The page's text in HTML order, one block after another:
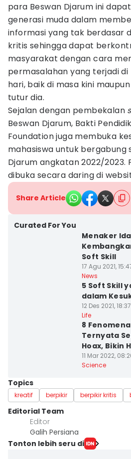
para Beswan Djarum ini
generasi muda dalam
informasi yang tak berdasar
kritis sehingga dapat
masyarakat dengan cara
permasalahan yang terjadi
hari, baik di masa kini
tutur dia.
Sejalan dengan pembekalan
Beswan Djarum, Bakti
Foundation juga membuka
mahasiswa untuk bergabung
Djarum angkatan 2022/2023.
dibuka secara daring di
Share Article
Curated For You
Menaker
Soft Skill
17 Agu 2021,
News
5 Soft Skill
dalam
12 Des 2021,
Life
8
Ternyata
Hoax, Bikin
11 Mar 2022,
Science
Topics
kreatif berpikir berpikir kritis
Editorial Team
Editor
Galih Persiana
Tonton lebih seru di